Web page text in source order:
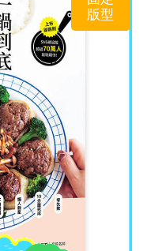
版型